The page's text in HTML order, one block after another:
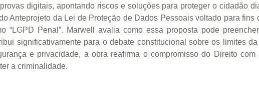
digitais, apontando riscos e soluções para proteger o cidadão
Anteprojeto da Lei de Proteção de Dados Pessoais voltado para fins
Penal”. Marwell avalia como essa proposta pode
significativamente para o debate constitucional sobre os limites
e privacidade, a obra reafirma o compromisso do Direito
a criminalidade.